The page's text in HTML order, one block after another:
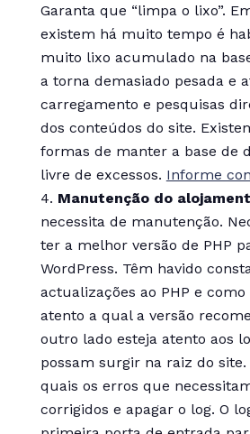
Garanta que “limpa o lixo”.
existem há muito tempo é
muito lixo acumulado na
a torna demasiado pesada e
carregamento e pesquisas
dos conteúdos do site.
formas de manter a base de
livre de excessos. Informe
Manutenção do
necessita de manutenção.
ter a melhor versão de PHP
WordPress. Têm havido
actualizações ao PHP e
atento a qual a versão
outro lado esteja atento aos
possam surgir na raiz do
quais os erros que
corrigidos e apagar o log. O